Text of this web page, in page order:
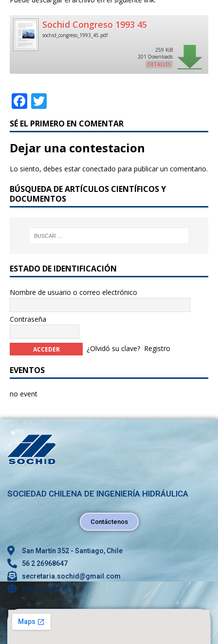
Sochid Congreso 1993 45
sochid_congreso_1993_45.pdf
259 KiB
201 Downloads
DETALLES
F
a
c
e
b
o
k
w
it
te
r
SÉ EL PRIMERO EN COMENTAR
Dejar una contestacion
Lo siento, debes estarconectado para publicar un comentario.
BÚSQUEDA DE ARTÍCULOS CIENTÍFICOS Y
DOCUMENTOS
ESTADO DE IDENTIFICACIÓN
Nombre de usuario o correo electrónico
Contraseña
¿Olvidó su clave? Registro
EVENTOS
no event
SOCIEDAD CHILENA DE INGENIERÍA HIDRÁULICA
Contáctenos
San Martín 352 - Santiago, Chile
56 2 26968647
secretaria.sochid@gmail.com
www.sochid.cl